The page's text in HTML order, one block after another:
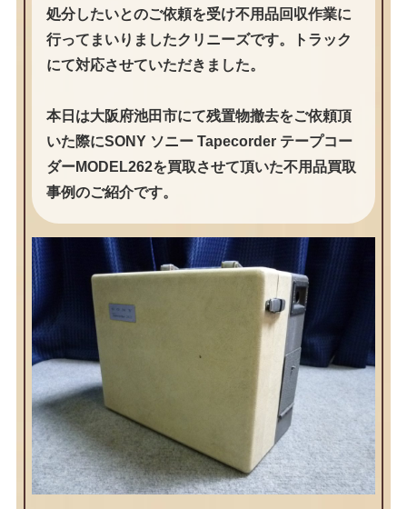
処分したいとのご依頼を受け不用品回収作業に
行ってまいりましたクリニーズです。トラック
にて対応させていただきました。
本日は大阪府池田市にて残置物撤去をご依頼頂
いた際にSONY ソニー Tapecorder テープコー
ダーMODEL262を買取させて頂いた不用品買取
事例のご紹介です。